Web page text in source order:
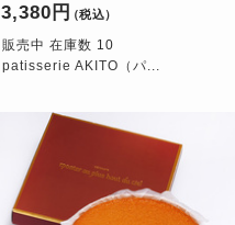
3,380円 （税込）
販売中 在庫数 10
patisserie AKITO（パ...